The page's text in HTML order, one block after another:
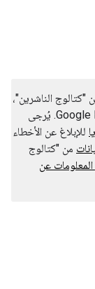
الناشرين"،
ولا تديرها خدمة Google Earth Engine. يُرجى
للإبلاغ عن الأخطاء
من "كتالوج
عن